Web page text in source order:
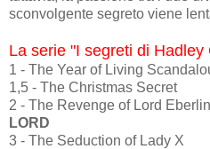
sconvolgente segreto viene
La serie "I segreti di
1 - The Year of Living
1,5 - The Christmas Secret
2 - The Revenge of Lord
LORD
3 - The Seduction of Lady X